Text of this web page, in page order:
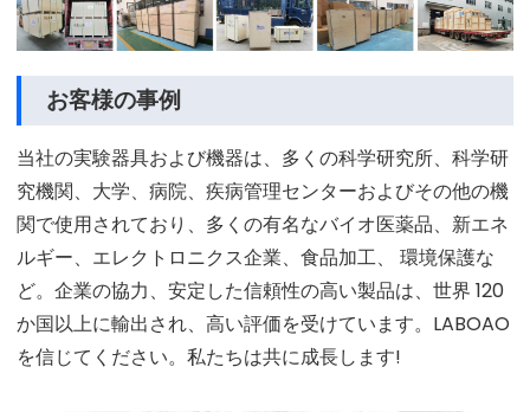
お客様の事例
当社の実験器具および機器は、多くの科学研究所、科学研
究機関、大学、病院、疾病管理センターおよびその他の機
関で使用されており、多くの有名なバイオ医薬品、新エネ
ルギー、エレクトロニクス企業、食品加工、 環境保護な
ど。企業の協力、安定した信頼性の高い製品は、世界 120
か国以上に輸出され、高い評価を受けています。LABOAO
を信じてください。私たちは共に成長します!